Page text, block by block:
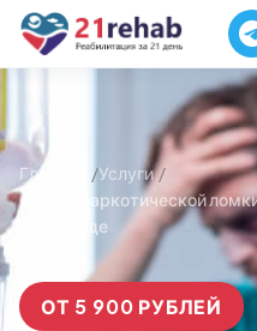
Главная
Услуги
Снятие наркотической
Новгороде
ОТ 5 900 РУБЛЕЙ